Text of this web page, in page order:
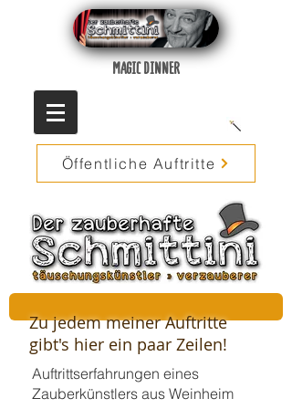
MAGIC DINNER
Öffentliche Auftritte
Zu jedem meiner Auftritte
gibt's hier ein paar Zeilen!
Auftrittserfahrungen eines
Zauberkünstlers aus Weinheim